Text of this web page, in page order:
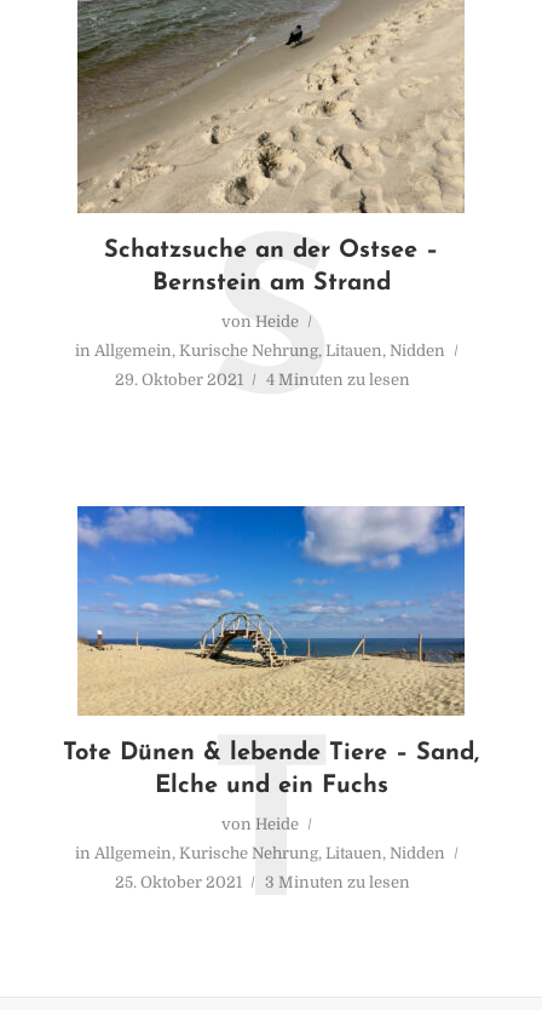
Schatzsuche an der Ostsee –
Bernstein am Strand
von Heide
in Allgemein, Kurische Nehrung, Litauen, Nidden
29. Oktober 2021
4 Minuten zu lesen
S
Tote Dünen & lebende Tiere – Sand,
Elche und ein Fuchs
von Heide
in Allgemein, Kurische Nehrung, Litauen, Nidden
25. Oktober 2021
3 Minuten zu lesen
T